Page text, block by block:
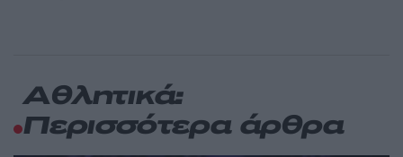
Αθλητικά:
Περισσότερα άρθρα